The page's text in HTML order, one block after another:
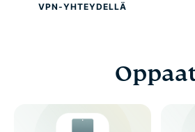
VPN-YHTEYDELLÄ